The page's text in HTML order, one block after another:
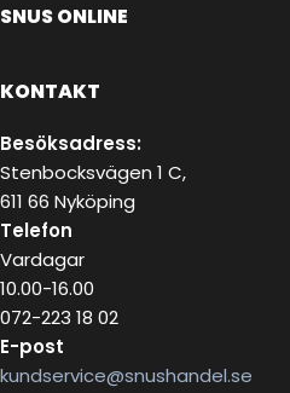
SNUS ONLINE
KONTAKT
Besöksadress:
Stenbocksvägen 1 C,
611 66 Nyköping
Telefon
Vardagar
10.00-16.00
072-223 18 02
E-post
kundservice@snushandel.se